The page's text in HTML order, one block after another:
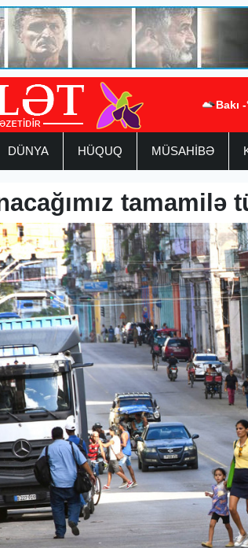
Bakı -
DÜNYA HÜQUQ MÜSAHİBƏ
tamamilə